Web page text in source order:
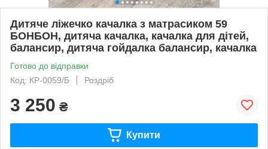
Дитяче ліжечко качалка з матрасиком 59
БОНБОН, дитяча качалка, качалка для дітей,
балансир, дитяча гойдалка балансир, качалка
Готово до відправки
Код: КР-0059/Б
Роздріб
3 250 ₴
Купити